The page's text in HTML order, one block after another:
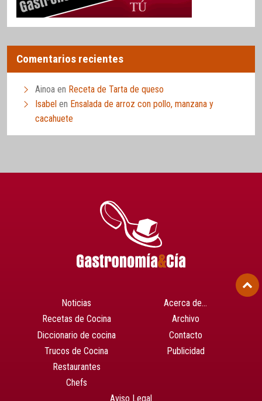
Comentarios recientes
Ainoa en Receta de Tarta de queso
Isabel en Ensalada de arroz con pollo, manzana y
cacahuete
Noticias
Recetas de Cocina
Diccionario de cocina
Trucos de Cocina
Restaurantes
Chefs
Acerca de…
Archivo
Contacto
Publicidad